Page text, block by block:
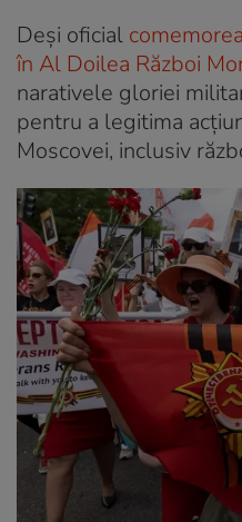
Deși oficial
în Al Doilea Război
narativele gloriei
pentru a legitima
Moscovei, inclusiv